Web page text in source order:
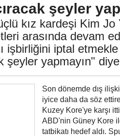
şeyler
kız kardeşi Kim
arasında devam
işbirliğini iptal
şeyler yapmayın"
Son dönemde dış
iyice daha da söz
Kuzey Kore'ye karşı
ABD'nin Güney Kore
tatbikatı hedef aldı.